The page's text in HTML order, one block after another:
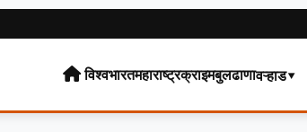
विश्वभारतमहाराष्ट्रक्राइमबुलढाणावऱ्हाड▾